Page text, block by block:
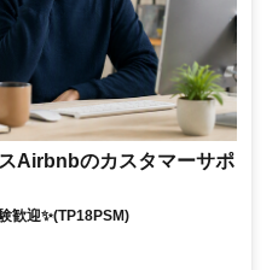
Airbnbのカスタマーサポ
歓迎✨(TP18PSM)